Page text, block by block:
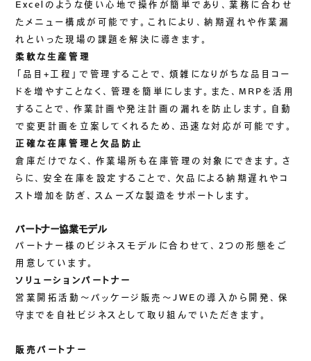
拠点一覧
DX推進
ACCESS
アクセス
CONTACT
お問い合わせ
Excelのような使い心地で操作が簡単であり、業務に合わせ
たメニュー構成が可能です。これにより、納期遅れや作業漏
れといった現場の課題を解決に導きます。
柔軟な生産管理
「品目+工程」で管理することで、煩雑になりがちな品目コー
ドを増やすことなく、管理を簡単にします。また、MRPを活用
することで、作業計画や発注計画の漏れを防止します。自動
で変更計画を立案してくれるため、迅速な対応が可能です。
正確な在庫管理と欠品防止
倉庫だけでなく、作業場所も在庫管理の対象にできます。さ
らに、安全在庫を設定することで、欠品による納期遅れやコ
スト増加を防ぎ、スムーズな製造をサポートします。
パートナー協業モデル
パートナー様のビジネスモデルに合わせて、2つの形態をご
用意しています。
ソリューションパートナー
営業開拓活動～パッケージ販売～JWEの導入から開発、保
守までを自社ビジネスとして取り組んでいただきます。
販売パートナー